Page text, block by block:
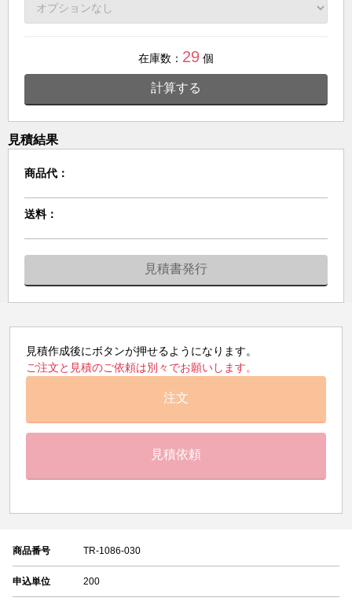
在庫数： 29 個
計算する
見積結果
商品代：
送料：
見積書発行
見積作成後にボタンが押せるようになります。
ご注文と見積のご依頼は別々でお願いします。
注文
見積依頼
商品番号 TR-1086-030
申込単位 200